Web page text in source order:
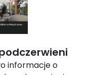
informacje o